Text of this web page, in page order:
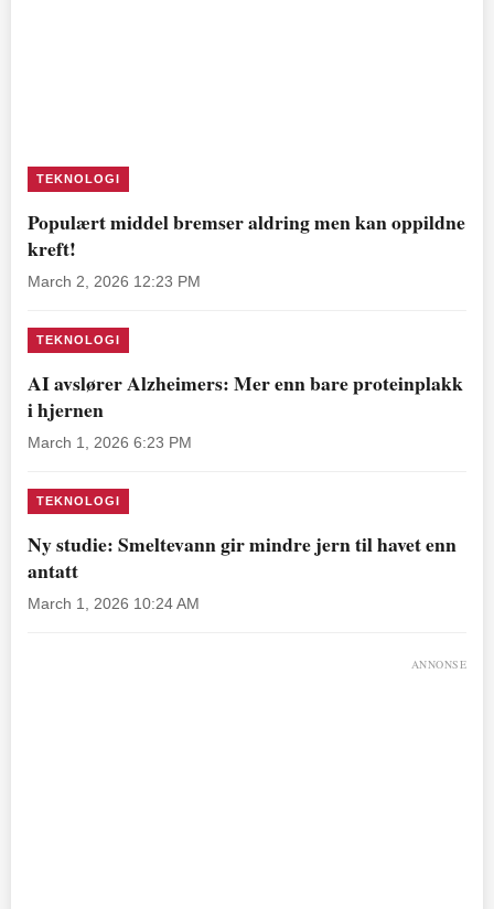
TEKNOLOGI
Populært middel bremser aldring men kan oppildne
kreft!
March 2, 2026 12:23 PM
TEKNOLOGI
AI avslører Alzheimers: Mer enn bare proteinplakk
i hjernen
March 1, 2026 6:23 PM
TEKNOLOGI
Ny studie: Smeltevann gir mindre jern til havet enn
antatt
March 1, 2026 10:24 AM
ANNONSE